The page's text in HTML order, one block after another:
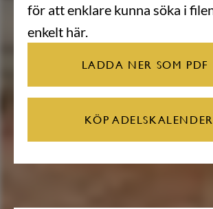
för att enklare kunna söka i
enkelt här.
LADDA NER SOM PDF
KÖP